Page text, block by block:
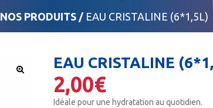
NOS PRODUITS / EAU CRISTALINE (6*1,5L)
EAU CRISTALINE
2,00€
Idéale pour une hydratation au quotidien.